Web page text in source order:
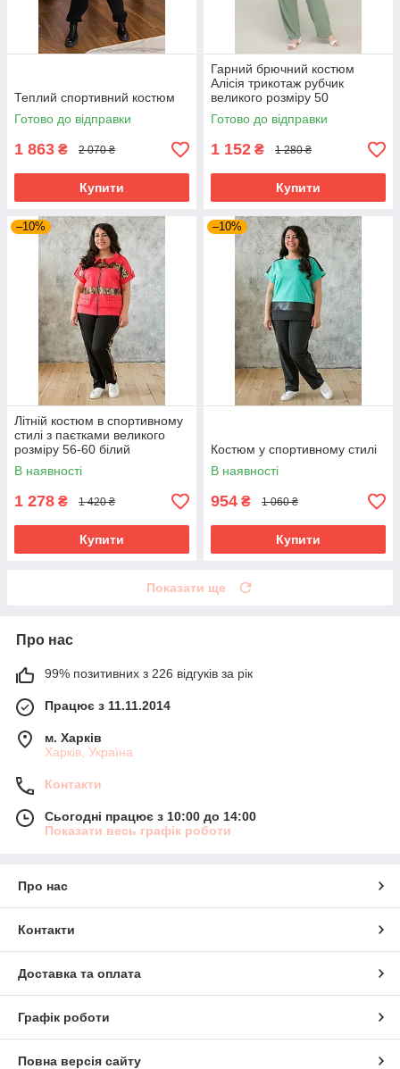
Теплий спортивний костюм
Готово до відправки
1 863 ₴ 2 070 ₴
Купити
Гарний брючний костюм
Алісія трикотаж рубчик
великого розміру 50
Готово до відправки
1 152 ₴ 1 280 ₴
Купити
–10%
Літній костюм в спортивному
стилі з паєтками великого
розміру 56-60 білий
В наявності
1 278 ₴ 1 420 ₴
Купити
–10%
Костюм у спортивному стилі
В наявності
954 ₴ 1 060 ₴
Купити
Показати ще
Про нас
99% позитивних з 226 відгуків за рік
Працює з 11.11.2014
м. Харків
Харків, Україна
Контакти
Сьогодні працює з 10:00 до 14:00
Показати весь графік роботи
Про нас
Контакти
Доставка та оплата
Графік роботи
Повна версія сайту